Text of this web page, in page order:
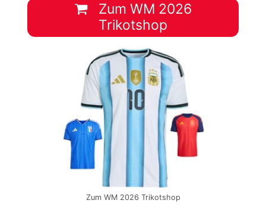
Zum WM 2026
Trikotshop
Zum WM 2026 Trikotshop